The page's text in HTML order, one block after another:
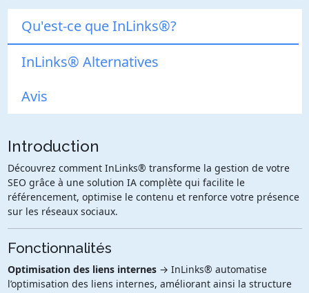
Qu'est-ce que InLinks®?
InLinks® Alternatives
Avis
Introduction
Découvrez comment InLinks® transforme la gestion de votre
SEO grâce à une solution IA complète qui facilite le
référencement, optimise le contenu et renforce votre présence
sur les réseaux sociaux.
Fonctionnalités
Optimisation des liens internes→ InLinks® automatise
l’optimisation des liens internes, améliorant ainsi la structure